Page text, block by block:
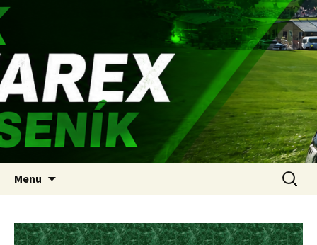
FK WAREX JESENÍK
oficiální stránky fotbalového klubu
Menu